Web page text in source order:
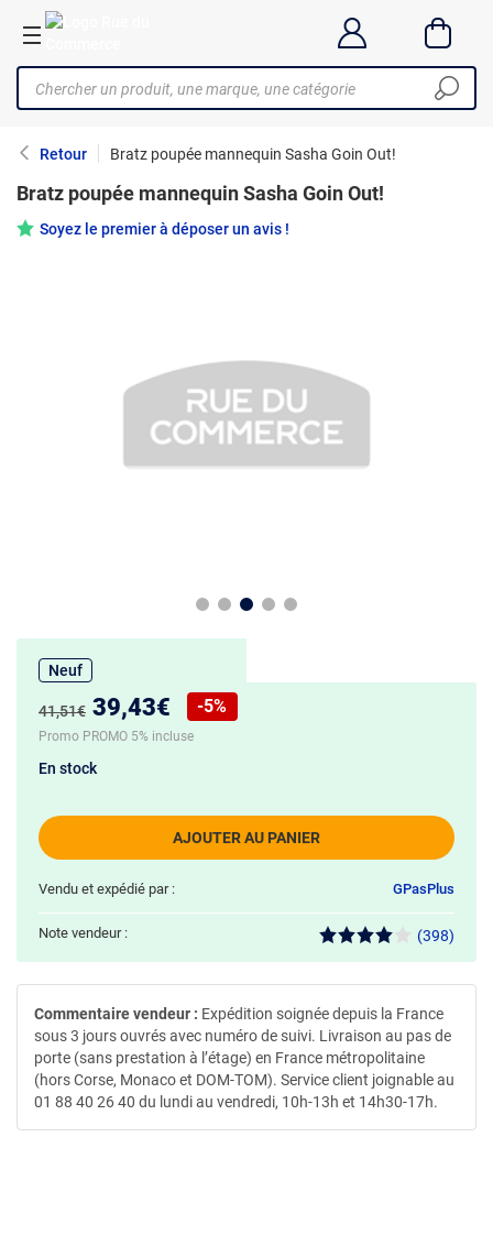
Retour Bratz poupée mannequin Sasha Goin Out!
Bratz poupée mannequin Sasha Goin Out!
Soyez le premier à déposer un avis !
Neuf
Ancien prix :
41,51€ Nouveau prix :
39,43€
Réduction de :
-5%
Promo PROMO 5% incluse
AJOUTER AU PANIER
En stock
Vendu et expédié par : GPasPlus
Note vendeur : (398)
Commentaire vendeur : Expédition soignée depuis la France
sous 3 jours ouvrés avec numéro de suivi. Livraison au pas de
porte (sans prestation à l’étage) en France métropolitaine
(hors Corse, Monaco et DOM-TOM). Service client joignable au
01 88 40 26 40 du lundi au vendredi, 10h-13h et 14h30-17h.